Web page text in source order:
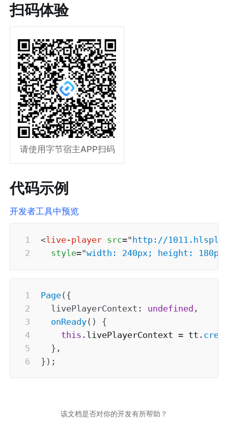
扫码体验
请使用字节宿主APP扫码
代码示例
开发者工具中预览
<live-player src=" http://
style="width: 240px; height:
Page( {
livePlayerContext : undefined ,
onReady( )
{
this . livePlayerContext = tt .
} ,
} ) ;
该文档是否对你的开发有所帮助？